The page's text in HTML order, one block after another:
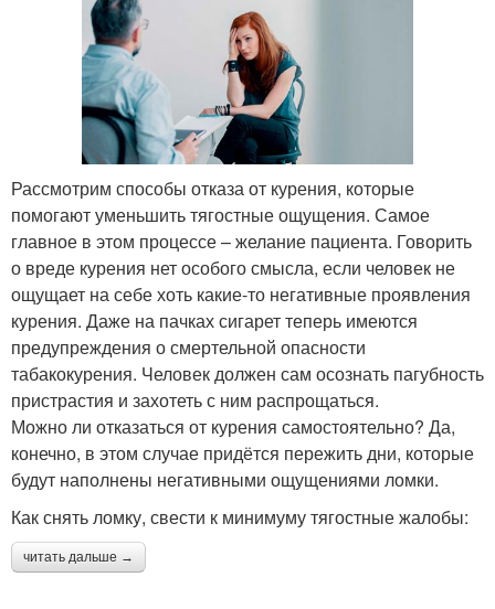
Рассмотрим способы отказа от курения, которые
помогают уменьшить тягостные ощущения. Самое
главное в этом процессе – желание пациента. Говорить
о вреде курения нет особого смысла, если человек не
ощущает на себе хоть какие-то негативные проявления
курения. Даже на пачках сигарет теперь имеются
предупреждения о смертельной опасности
табакокурения. Человек должен сам осознать пагубность
пристрастия и захотеть с ним распрощаться.
Можно ли отказаться от курения самостоятельно? Да,
конечно, в этом случае придётся пережить дни, которые
будут наполнены негативными ощущениями ломки.
Как снять ломку, свести к минимуму тягостные жалобы:
читать дальше →